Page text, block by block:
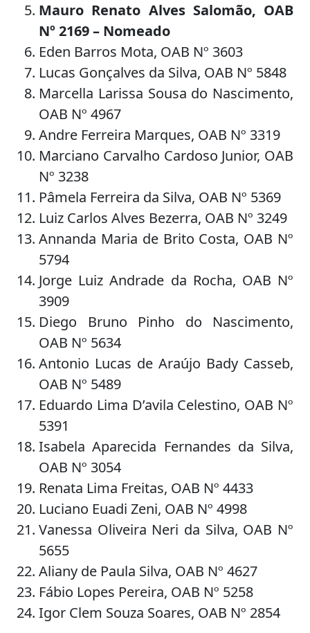
Mauro Renato Alves Salomão, OAB
Nº 2169 – Nomeado
Eden Barros Mota, OAB Nº 3603
Lucas Gonçalves da Silva, OAB Nº 5848
Marcella Larissa Sousa do Nascimento,
OAB Nº 4967
Andre Ferreira Marques, OAB Nº 3319
Marciano Carvalho Cardoso Junior, OAB
Nº 3238
Pâmela Ferreira da Silva, OAB Nº 5369
Luiz Carlos Alves Bezerra, OAB Nº 3249
Annanda Maria de Brito Costa, OAB Nº
5794
Jorge Luiz Andrade da Rocha, OAB Nº
3909
Diego Bruno Pinho do Nascimento,
OAB Nº 5634
Antonio Lucas de Araújo Bady Casseb,
OAB Nº 5489
Eduardo Lima D’avila Celestino, OAB Nº
5391
Isabela Aparecida Fernandes da Silva,
OAB Nº 3054
Renata Lima Freitas, OAB Nº 4433
Luciano Euadi Zeni, OAB Nº 4998
Vanessa Oliveira Neri da Silva, OAB Nº
5655
Aliany de Paula Silva, OAB Nº 4627
Fábio Lopes Pereira, OAB Nº 5258
Igor Clem Souza Soares, OAB Nº 2854